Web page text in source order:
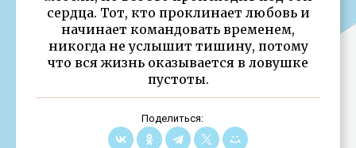
сердца. Тот, кто проклинает любовь и
начинает командовать временем,
никогда не услышит тишину, потому
что вся жизнь оказывается в ловушке
пустоты.
Поделиться: